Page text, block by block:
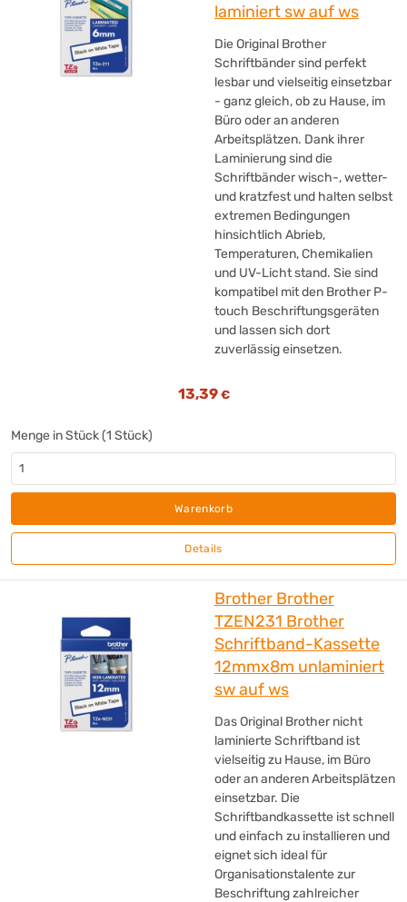
laminiert sw auf ws
Die Original Brother
Schriftbänder sind perfekt
lesbar und vielseitig einsetzbar
- ganz gleich, ob zu Hause, im
Büro oder an anderen
Arbeitsplätzen. Dank ihrer
Laminierung sind die
Schriftbänder wisch-, wetter-
und kratzfest und halten selbst
extremen Bedingungen
hinsichtlich Abrieb,
Temperaturen, Chemikalien
und UV-Licht stand. Sie sind
kompatibel mit den Brother P-
touch Beschriftungsgeräten
und lassen sich dort
zuverlässig einsetzen.
13,39€
Menge in Stück (1 Stück)
Warenkorb
Details
Brother Brother
TZEN231 Brother
Schriftband-Kassette
12mmx8m unlaminiert
sw auf ws
Das Original Brother nicht
laminierte Schriftband ist
vielseitig zu Hause, im Büro
oder an anderen Arbeitsplätzen
einsetzbar. Die
Schriftbandkassette ist schnell
und einfach zu installieren und
eignet sich ideal für
Organisationstalente zur
Beschriftung zahlreicher